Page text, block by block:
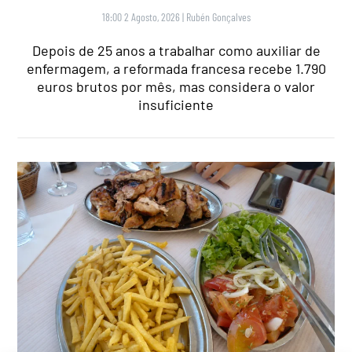
18:00 2 Agosto, 2026 | Rubén Gonçalves
Depois de 25 anos a trabalhar como auxiliar de
enfermagem, a reformada francesa recebe 1.790
euros brutos por mês, mas considera o valor
insuficiente